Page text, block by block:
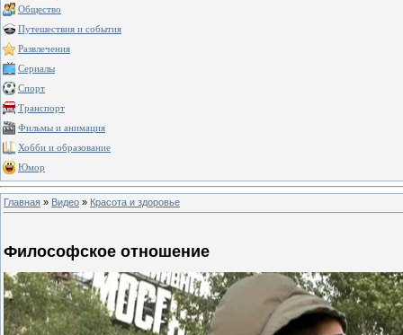
Общество
Путешествия и события
Развлечения
Сериалы
Спорт
Транспорт
Фильмы и анимация
Хобби и образование
Юмор
Главная » Видео » Красота и здоровье
Философское отношение